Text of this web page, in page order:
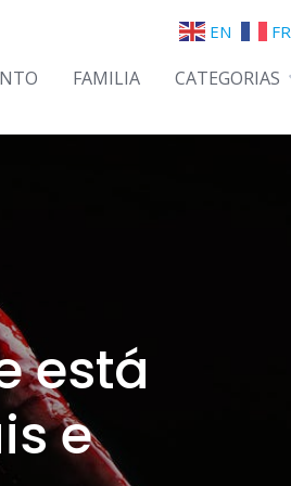
FAMILIA CATEGORIAS
está
e
EN FR